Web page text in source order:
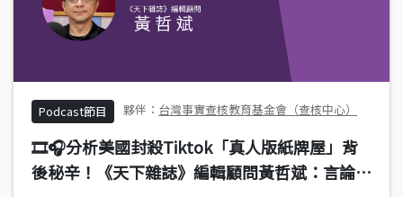
Podcast節目 台灣事實查核教育基金會（查核中心）
🎞️🎧分析美國封殺Tiktok「真人版紙牌屋」背
後秘辛！《天下雜誌》編輯顧問黃哲斌：言論自